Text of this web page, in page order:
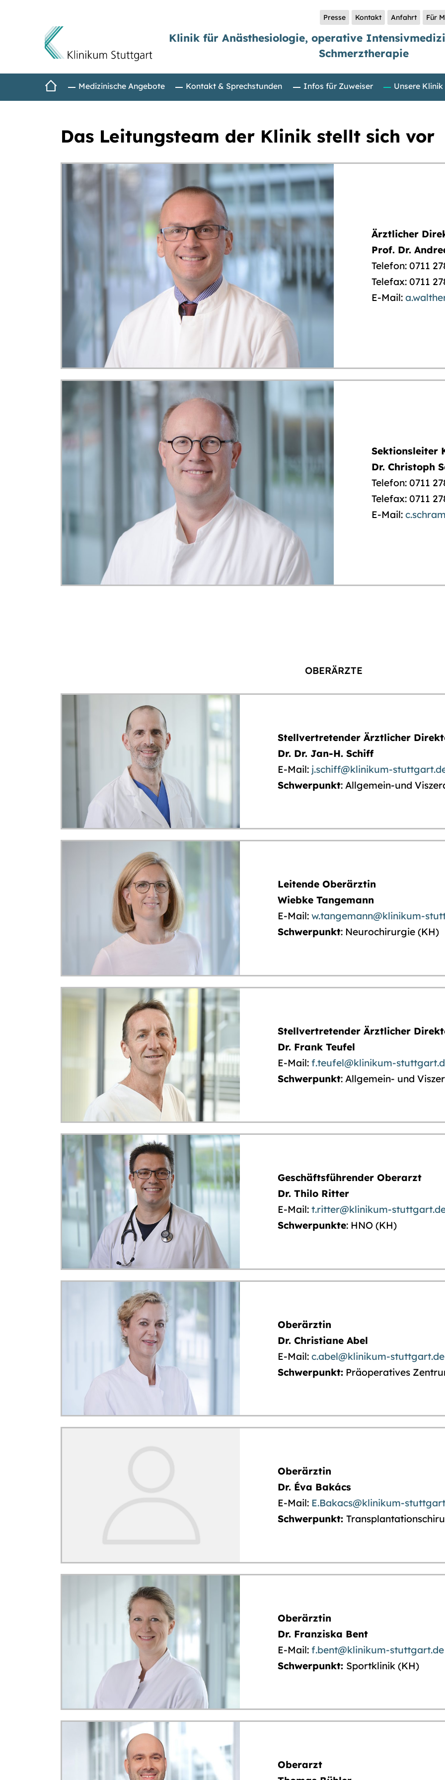
Direkt zum Inhalt
Presse Kontakt Anfahrt Für
Klinik für Anästhesiologie, operative
Schmerztherapie
StartseiteMedizinische Angebote Kontakt & Sprechstunden Infos für Zuweiser Unsere Klinik
Das Leitungsteam der Klinik stellt sich vor
Ärztlicher
Prof. Dr.
Telefon: 0711
Telefax: 0711
E-Mail:
Sektionsleiter
Dr. Christoph
Telefon: 0711
Telefax: 0711
E-Mail:
OBERÄRZTE
Stellvertretender Ärztlicher
Dr. Dr. Jan-H. Schiff
E-Mail: j.schiff@klinikum-
Schwerpunkt: Allgemein-und
Leitende Oberärztin
Wiebke Tangemann
E-Mail: w.tangemann@klinikum-
Schwerpunkt: Neurochirurgie (KH)
Stellvertretender Ärztlicher
Dr. Frank Teufel
E-Mail: f.teufel@klinikum-
Schwerpunkt: Allgemein- und
Geschäftsführender Oberarzt
Dr. Thilo Ritter
E-Mail: t.ritter@klinikum-
Schwerpunkte: HNO (KH)
Oberärztin
Dr. Christiane Abel
E-Mail: c.abel@klinikum-stuttgart.de
Schwerpunkt: Präoperatives
Oberärztin
Dr. Éva Bakács
E-Mail: E.Bakacs@klinikum-
Schwerpunkt:
Oberärztin
Dr. Franziska Bent
E-Mail: f.bent@klinikum-stuttgart.de
Schwerpunkt: Sportklinik (KH)
Oberarzt